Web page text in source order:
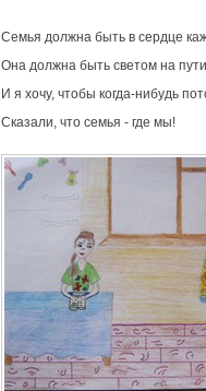
Семья должна быть в сердце
Она должна быть светом на
И я хочу, чтобы когда-нибудь
Сказали, что семья - где мы!